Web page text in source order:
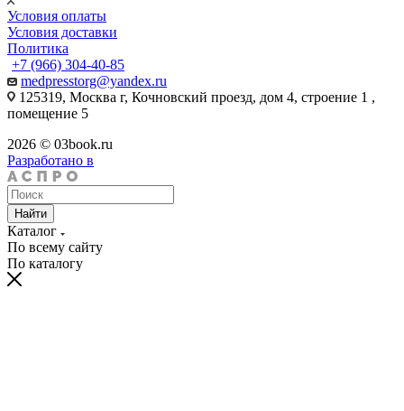
Условия оплаты
Условия доставки
Политика
+7 (966) 304-40-85
medpresstorg@yandex.ru
125319, Москва г, Кочновский проезд, дом 4, строение 1 ,
помещение 5
2026 © 03book.ru
Разработано в
Найти
Каталог
По всему сайту
По каталогу